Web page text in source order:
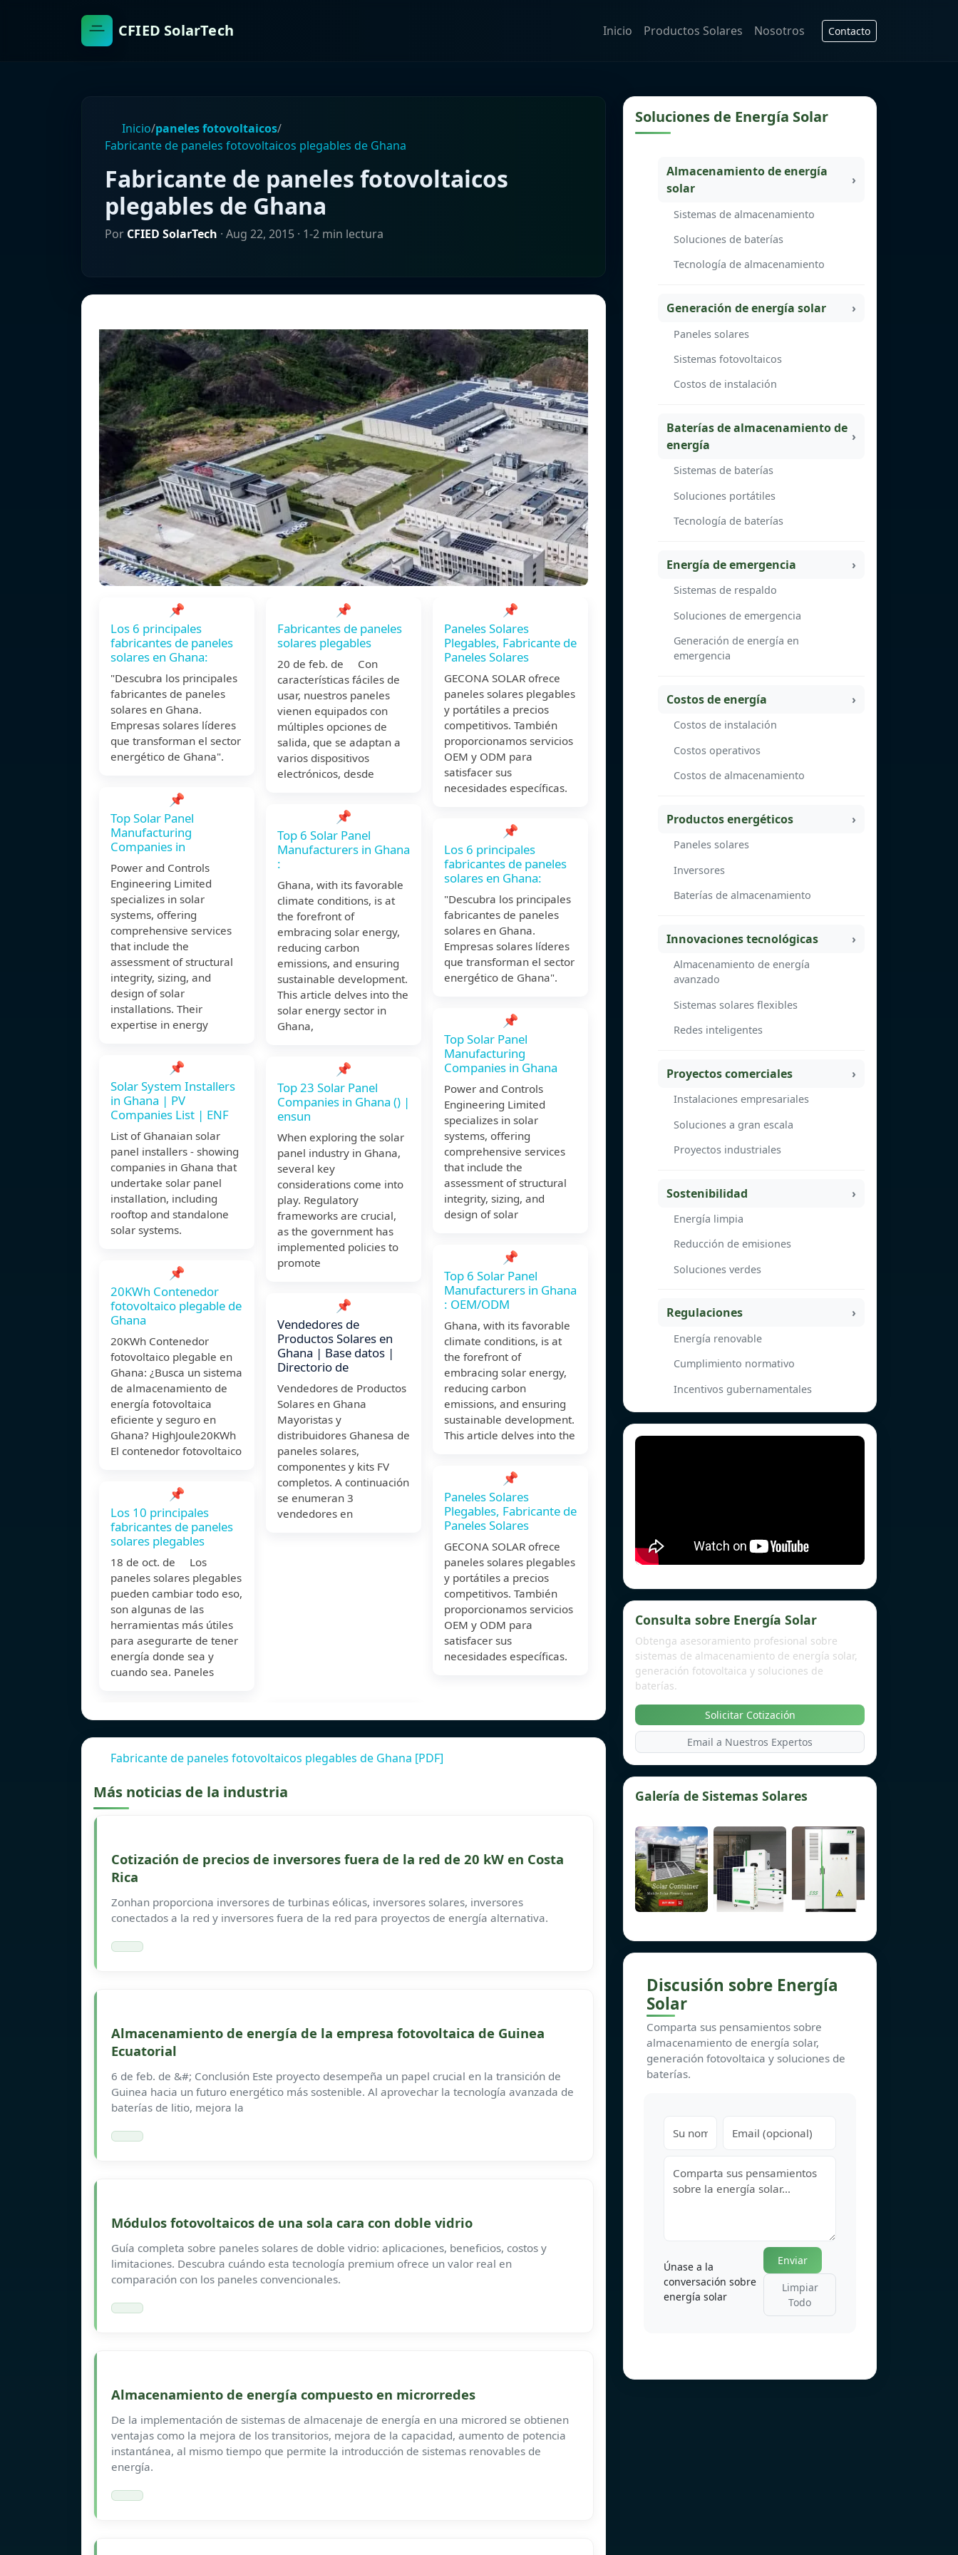
CFIED SolarTech Inicio Productos Solares Nosotros Contacto
Inicio/paneles fotovoltaicos/
Fabricante de paneles fotovoltaicos plegables de Ghana
Fabricante de paneles fotovoltaicos
plegables de Ghana
Por CFIED SolarTech · Aug 22, 2015 · 1-2 min lectura
📌
Los 6 principales
fabricantes de paneles
solares en Ghana:
"Descubra los principales
fabricantes de paneles
solares en Ghana.
Empresas solares líderes
que transforman el sector
energético de Ghana".
📌
Top Solar Panel
Manufacturing
Companies in
Power and Controls
Engineering Limited
specializes in solar
systems, offering
comprehensive services
that include the
assessment of structural
integrity, sizing, and
design of solar
installations. Their
expertise in energy
📌
Solar System Installers
in Ghana | PV
Companies List | ENF
List of Ghanaian solar
panel installers - showing
companies in Ghana that
undertake solar panel
installation, including
rooftop and standalone
solar systems.
📌
20KWh Contenedor
fotovoltaico plegable de
Ghana
20KWh Contenedor
fotovoltaico plegable en
Ghana: ¿Busca un sistema
de almacenamiento de
energía fotovoltaica
eficiente y seguro en
Ghana? HighJoule20KWh
El contenedor fotovoltaico
📌
Los 10 principales
fabricantes de paneles
solares plegables
18 de oct. de Los
paneles solares plegables
pueden cambiar todo eso,
son algunas de las
herramientas más útiles
para asegurarte de tener
energía donde sea y
cuando sea. Paneles
📌
Fabricantes de paneles
solares plegables
20 de feb. de Con
características fáciles de
usar, nuestros paneles
vienen equipados con
múltiples opciones de
salida, que se adaptan a
varios dispositivos
electrónicos, desde
📌
Top 6 Solar Panel
Manufacturers in Ghana
:
Ghana, with its favorable
climate conditions, is at
the forefront of
embracing solar energy,
reducing carbon
emissions, and ensuring
sustainable development.
This article delves into the
solar energy sector in
Ghana,
📌
Top 23 Solar Panel
Companies in Ghana () |
ensun
When exploring the solar
panel industry in Ghana,
several key
considerations come into
play. Regulatory
frameworks are crucial,
as the government has
implemented policies to
promote
📌
Vendedores de
Productos Solares en
Ghana | Base datos |
Directorio de
Vendedores de Productos
Solares en Ghana
Mayoristas y
distribuidores Ghanesa de
paneles solares,
componentes y kits FV
completos. A continuación
se enumeran 3
vendedores en
📌
Paneles Solares
Plegables, Fabricante de
Paneles Solares
GECONA SOLAR ofrece
paneles solares plegables
y portátiles a precios
competitivos. También
proporcionamos servicios
OEM y ODM para
satisfacer sus
necesidades específicas.
📌
Los 6 principales
fabricantes de paneles
solares en Ghana:
"Descubra los principales
fabricantes de paneles
solares en Ghana.
Empresas solares líderes
que transforman el sector
energético de Ghana".
📌
Top Solar Panel
Manufacturing
Companies in Ghana
Power and Controls
Engineering Limited
specializes in solar
systems, offering
comprehensive services
that include the
assessment of structural
integrity, sizing, and
design of solar
📌
Top 6 Solar Panel
Manufacturers in Ghana
: OEM/ODM
Ghana, with its favorable
climate conditions, is at
the forefront of
embracing solar energy,
reducing carbon
emissions, and ensuring
sustainable development.
This article delves into the
📌
Paneles Solares
Plegables, Fabricante de
Paneles Solares
GECONA SOLAR ofrece
paneles solares plegables
y portátiles a precios
competitivos. También
proporcionamos servicios
OEM y ODM para
satisfacer sus
necesidades específicas.
Fabricante de paneles fotovoltaicos plegables de Ghana [PDF]
Más noticias de la industria
Cotización de precios de inversores fuera de la red de 20 kW en Costa
Rica
Zonhan proporciona inversores de turbinas eólicas, inversores solares, inversores
conectados a la red y inversores fuera de la red para proyectos de energía alternativa.
Almacenamiento de energía de la empresa fotovoltaica de Guinea
Ecuatorial
6 de feb. de &#; Conclusión Este proyecto desempeña un papel crucial en la transición de
Guinea hacia un futuro energético más sostenible. Al aprovechar la tecnología avanzada de
baterías de litio, mejora la
Módulos fotovoltaicos de una sola cara con doble vidrio
Guía completa sobre paneles solares de doble vidrio: aplicaciones, beneficios, costos y
limitaciones. Descubra cuándo esta tecnología premium ofrece un valor real en
comparación con los paneles convencionales.
Almacenamiento de energía compuesto en microrredes
De la implementación de sistemas de almacenaje de energía en una microred se obtienen
ventajas como la mejora de los transitorios, mejora de la capacidad, aumento de potencia
instantánea, al mismo tiempo que permite la introducción de sistemas renovables de
energía.
Soluciones de Energía Solar
Almacenamiento de energía
solar
Sistemas de almacenamiento
Soluciones de baterías
Tecnología de almacenamiento
Generación de energía solar
Paneles solares
Sistemas fotovoltaicos
Costos de instalación
Baterías de almacenamiento de
energía
Sistemas de baterías
Soluciones portátiles
Tecnología de baterías
Energía de emergencia
Sistemas de respaldo
Soluciones de emergencia
Generación de energía en
emergencia
Costos de energía
Costos de instalación
Costos operativos
Costos de almacenamiento
Productos energéticos
Paneles solares
Inversores
Baterías de almacenamiento
Innovaciones tecnológicas
Almacenamiento de energía
avanzado
Sistemas solares flexibles
Redes inteligentes
Proyectos comerciales
Instalaciones empresariales
Soluciones a gran escala
Proyectos industriales
Sostenibilidad
Energía limpia
Reducción de emisiones
Soluciones verdes
Regulaciones
Energía renovable
Cumplimiento normativo
Incentivos gubernamentales
Consulta sobre Energía Solar
Obtenga asesoramiento profesional sobre
sistemas de almacenamiento de energía solar,
generación fotovoltaica y soluciones de
baterías.
Solicitar Cotización
Email a Nuestros Expertos
Galería de Sistemas Solares
Discusión sobre Energía
Solar
Comparta sus pensamientos sobre
almacenamiento de energía solar,
generación fotovoltaica y soluciones de
baterías.
Únase a la
conversación sobre
energía solar
Enviar
Limpiar
Todo